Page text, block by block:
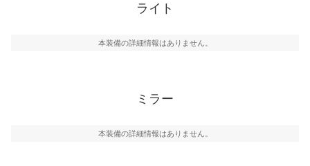
ライト
本装備の詳細情報はありません。
ミラー
本装備の詳細情報はありません。